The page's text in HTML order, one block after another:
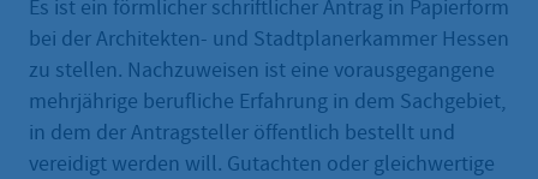
Es ist ein förmlicher schriftlicher Antrag in Papierform
bei der Architekten- und Stadtplanerkammer Hessen
zu stellen. Nachzuweisen ist eine vorausgegangene
mehrjährige berufliche Erfahrung in dem Sachgebiet,
in dem der Antragsteller öffentlich bestellt und
vereidigt werden will. Gutachten oder gleichwertige